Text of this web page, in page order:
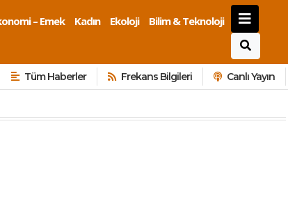
– Emek Kadın Ekoloji
Bilim & Teknoloji
Tüm Haberler Frekans Bilgileri Canlı Yayın